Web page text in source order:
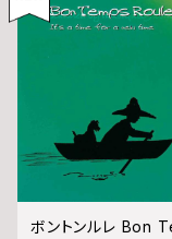
ボントンルレ Bon